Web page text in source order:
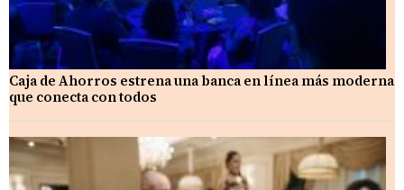
Caja de Ahorros estrena una banca en línea más moderna
que conecta con todos